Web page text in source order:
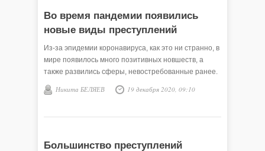
Во время пандемии появились
новые виды преступлений
Из-за эпидемии коронавируса, как это ни странно, в
мире появилось много позитивных новшеств, а
также развились сферы, невостребованные ранее.
Никита БЕЛЯЕВ 19 декабря 2020, 09:10
Большинство преступлений